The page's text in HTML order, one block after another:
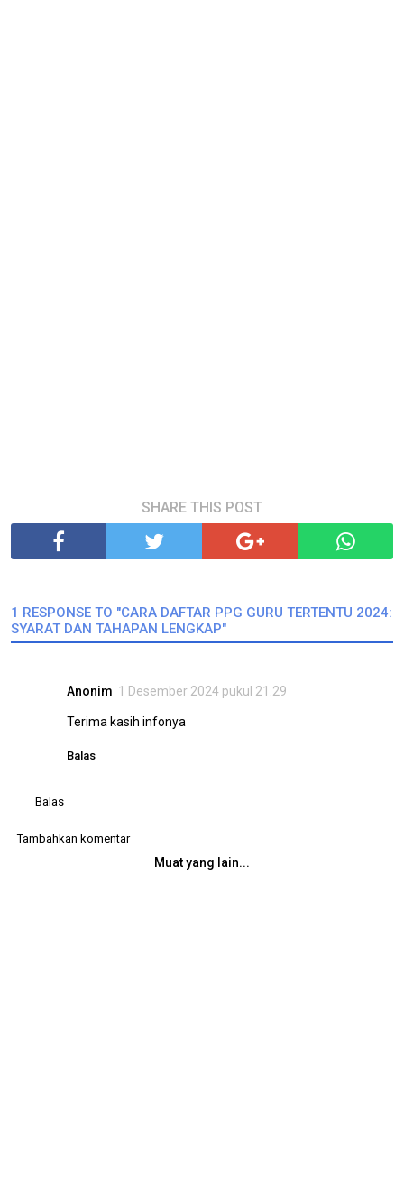
SHARE THIS POST
1 RESPONSE TO "CARA DAFTAR PPG GURU TERTENTU 2024:
SYARAT DAN TAHAPAN LENGKAP"
Anonim 1 Desember 2024 pukul 21.29
Terima kasih infonya
Balas
Balas
Tambahkan komentar
Muat yang lain...